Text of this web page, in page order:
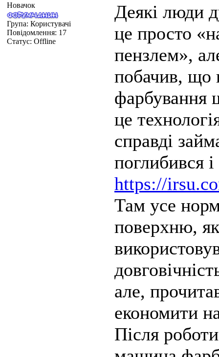
Новачок
Група: Користувачі
Повідомлення: 17
Статус: Offline
Деякі люди
це просто
пензлем»,
побачив, що
фарбування
це
справді
поглибився
https://
Там усе
поверхню,
але,
економити
Після